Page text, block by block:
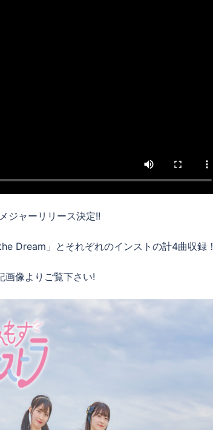
ジャーリリース決定!!
Dream」とそれぞれのインストの計4曲収録！
画像よりご覧下さい!